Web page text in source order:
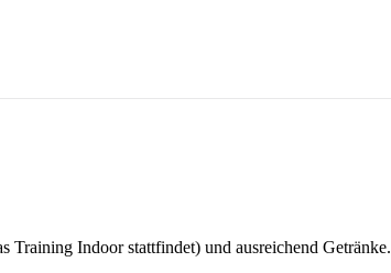
Training Indoor stattfindet) und ausreichend Getränke.